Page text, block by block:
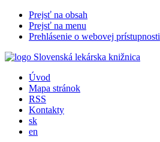
Prejsť na obsah
Prejsť na menu
Prehlásenie o webovej prístupnosti
Úvod
Mapa stránok
RSS
Kontakty
sk
en